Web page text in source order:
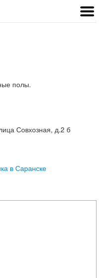
полы.
Совхозная, д.2 б
в Саранске